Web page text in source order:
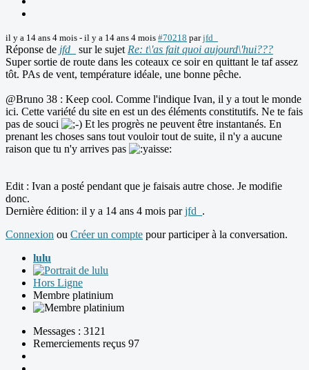
il y a 14 ans 4 mois - il y a 14 ans 4 mois #70218 parjfd_
Réponse de jfd_ sur le sujet Re: t\'as fait quoi aujourd\'hui???
Super sortie de route dans les coteaux ce soir en quittant le taf assez
tôt. PAs de vent, température idéale, une bonne pêche.
@Bruno 38 : Keep cool. Comme l'indique Ivan, il y a tout le monde
ici. Cette variété du site en est un des éléments constitutifs. Ne te fais
pas de souci
Et les progrès ne peuvent être instantanés. En
prenant les choses sans tout vouloir tout de suite, il n'y a aucune
raison que tu n'y arrives pas
Edit : Ivan a posté pendant que je faisais autre chose. Je modifie
donc.
Dernière édition: il y a 14 ans 4 mois parjfd_ .
Connexion ou Créer un compte pour participer à la conversation.
lulu
Hors Ligne
Membre platinium
Messages : 3121
Remerciements reçus 97